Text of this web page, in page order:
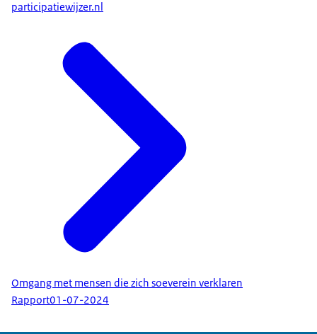
participatiewijzer.nl
Omgang met mensen die zich soeverein verklaren
Rapport01-07-2024